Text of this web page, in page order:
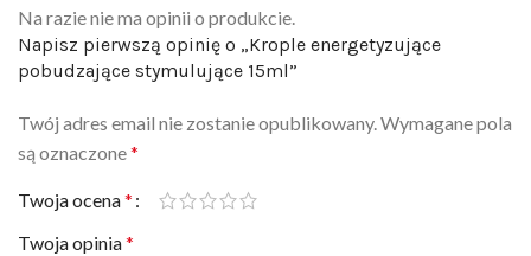
Na razie nie ma opinii o produkcie.
Napisz pierwszą opinię o „Krople energetyzujące
pobudzające stymulujące 15ml”
Twój adres email nie zostanie opublikowany.Wymagane pola
są oznaczone*
Twoja ocena*
Twoja opinia*